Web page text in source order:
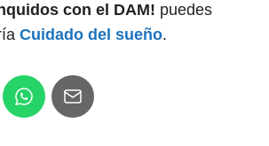
con el DAM! puedes
Cuidado del sueño.